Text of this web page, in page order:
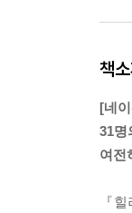
책
[네
31명
여전
『